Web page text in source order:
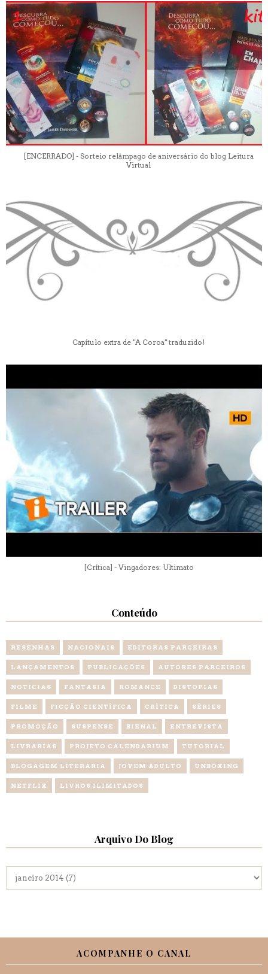
[ENCERRADO] - Sorteio relâmpago de aniversário do blog Leitura
Virtual
Capítulo extra de "A Coroa" traduzido!
[Crítica] - Vingadores: Ultimato
Conteúdo
RESENHAS NACIONAIS EDITORAS PARCEIRAS
LANÇAMENTOS PUBLICAÇÕES AUTORES PARCEIROS
NOTÍCIAS FANTASIA ROMANCE DISTOPIAS
FILME FICÇÃO CIENTÍFICA CRÍTICA SÉRIES
PROMOÇÃO SUSPENSE BIENAL ENTREVISTA
LIVRARIAS PROJETO CALENDARIUM TUTORIAL
BLOGAGEM LITERÁRIA JOVEM ADULTO UNBOXING
NETFLIX LIVROS ILIMITADOS
Arquivo Do Blog
ACOMPANHE O CANAL